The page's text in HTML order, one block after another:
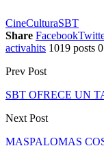
CineCulturaSBT
Share Facebook
activahits 1019 posts
Prev Post
SBT OFRECE UN
Next Post
MASPALOMAS